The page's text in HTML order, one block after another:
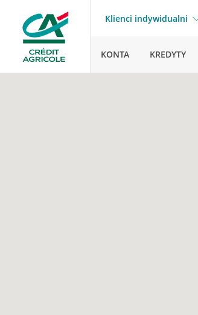
Klienci indywidualni
KONTA KREDYTY